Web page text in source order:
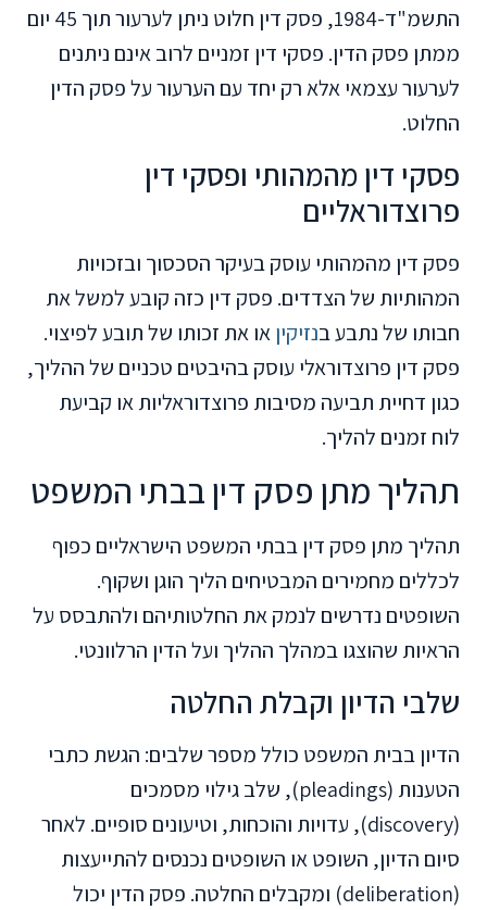
התשמ"ד-1984, פסק דין חלוט ניתן לערעור תוך 45 יום
ממתן פסק הדין. פסקי דין זמניים לרוב אינם ניתנים
לערעור עצמאי אלא רק יחד עם הערעור על פסק הדין
החלוט.
פסקי דין מהמהותי ופסקי דין
פרוצדוראליים
פסק דין מהמהותי עוסק בעיקר הסכסוך ובזכויות
המהותיות של הצדדים. פסק דין כזה קובע למשל את
חבותו של נתבע בנזיקיןאו את זכותו של תובע לפיצוי.
פסק דין פרוצדוראלי עוסק בהיבטים טכניים של ההליך,
כגון דחיית תביעה מסיבות פרוצדוראליות או קביעת
לוח זמנים להליך.
תהליך מתן פסק דין בבתי המשפט
תהליך מתן פסק דין בבתי המשפט הישראליים כפוף
לכללים מחמירים המבטיחים הליך הוגן ושקוף.
השופטים נדרשים לנמק את החלטותיהם ולהתבסס על
הראיות שהוצגו במהלך ההליך ועל הדין הרלוונטי.
שלבי הדיון וקבלת החלטה
הדיון בבית המשפט כולל מספר שלבים: הגשת כתבי
הטענות (pleadings), שלב גילוי מסמכים
(discovery), עדויות והוכחות, וטיעונים סופיים. לאחר
סיום הדיון, השופט או השופטים נכנסים להתייעצות
(deliberation) ומקבלים החלטה. פסק הדין יכול